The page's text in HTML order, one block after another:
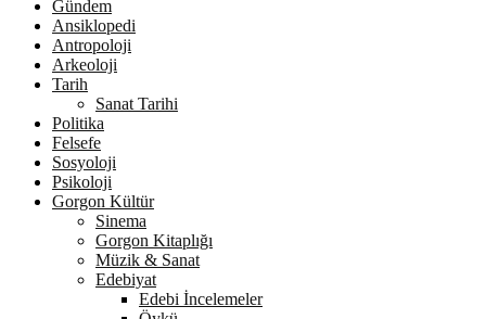
Gündem
Ansiklopedi
Antropoloji
Arkeoloji
Tarih
Sanat Tarihi
Politika
Felsefe
Sosyoloji
Psikoloji
Gorgon Kültür
Sinema
Gorgon Kitaplığı
Müzik & Sanat
Edebiyat
Edebi İncelemeler